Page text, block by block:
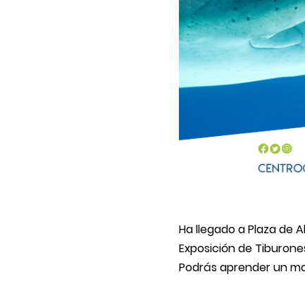
Ha llegado a Plaza de
Exposición de
Podrás aprender un